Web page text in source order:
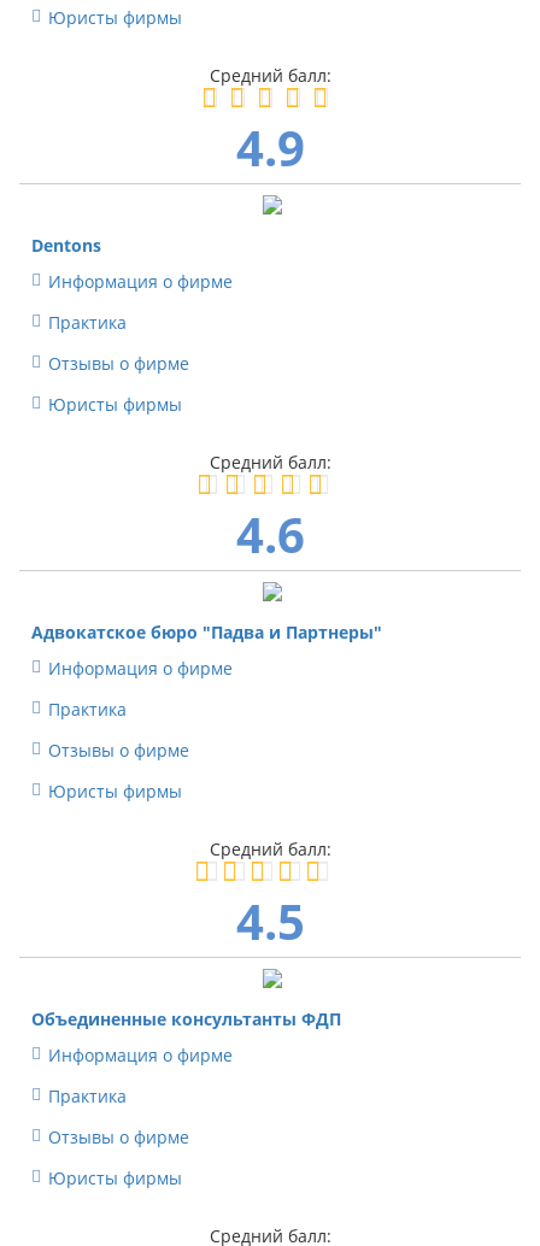
Юристы фирмы
4.9
Dentons
Информация о фирме
Практика
Отзывы о фирме
Юристы фирмы
4.6
Адвокатское бюро "Падва и Партнеры"
Информация о фирме
Практика
Отзывы о фирме
Юристы фирмы
4.5
Объединенные консультанты ФДП
Информация о фирме
Практика
Отзывы о фирме
Юристы фирмы